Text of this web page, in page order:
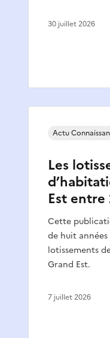
30 juillet 2026
Les
Est entre
Cette
de huit années
lotissements
Grand Est.
Actu
7 juillet 2026